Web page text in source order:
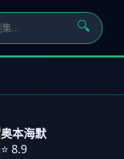
🔍
奥本海默
⭐ 8.9